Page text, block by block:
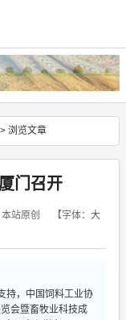
浏览文章
门召开
站原创 【字体： 大
持，中国饲料工业协
会暨畜牧业科技成